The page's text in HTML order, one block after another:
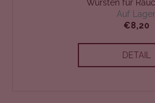
Würsten für
Auf Lager
€8,20
DETAIL